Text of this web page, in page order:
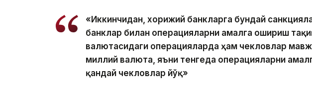
«Иккинчидан, хорижий банкларга бундай
банклар билан операцияларни амалга ошириш
валютасидаги операцияларда ҳам чекловлар
миллий валюта, яъни тенгеда операцияларни
қандай чекловлар йўқ»